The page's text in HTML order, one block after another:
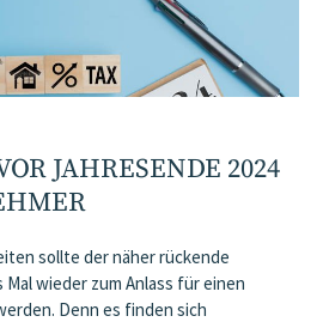
JAHRESENDE 2024 –
sollte der näher rückende
wieder zum Anlass für einen
Denn es finden sich